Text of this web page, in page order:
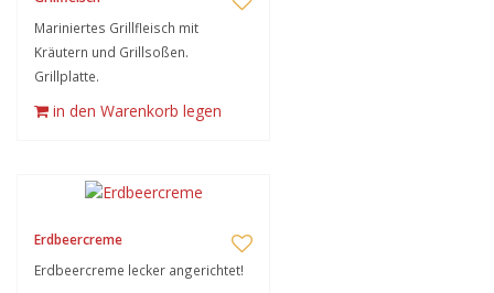
Mariniertes Grillfleisch mit
Kräutern und Grillsoßen.
Grillplatte.
in den Warenkorb legen
Erdbeercreme
Erdbeercreme lecker angerichtet!